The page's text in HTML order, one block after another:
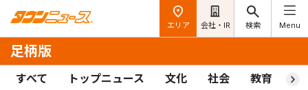
エリア 会社・IR 検索 Menu
足柄版
すべて トップニュース 文化 社会 教育 ス